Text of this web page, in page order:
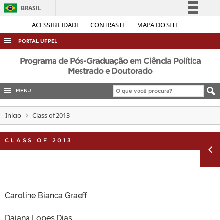
ACESSIBILIDADE CONTRASTE MAPA DO SITE
BRASIL
Simplifique!
Acesso à informação
Legislação
Canais
PORTAL UFPEL
ACESSO À INFORMAÇÃO
COBALTO
CONCURSOS
EDITAIS
INTERNACIONAL
Programa de Pós-Graduação em Ciência Política
Mestrado e Doutorado
MENU
Início Class of 2013
CLASS OF 2013
Caroline Bianca Graeff
Daiana Lopes Dias